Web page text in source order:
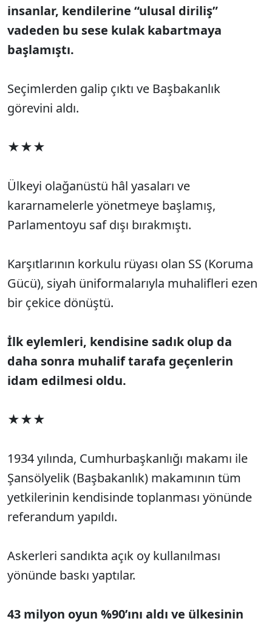
insanlar, kendilerine “ulusal diriliş”
vadeden bu sese kulak kabartmaya
başlamıştı.
Seçimlerden galip çıktı ve Başbakanlık
görevini aldı.
★★★
Ülkeyi olağanüstü hâl yasaları ve
kararnamelerle yönetmeye başlamış,
Parlamentoyu saf dışı bırakmıştı.
Karşıtlarının korkulu rüyası olan SS (Koruma
Gücü), siyah üniformalarıyla muhalifleri ezen
bir çekice dönüştü.
İlk eylemleri, kendisine sadık olup da
daha sonra muhalif tarafa geçenlerin
idam edilmesi oldu.
★★★
1934 yılında, Cumhurbaşkanlığı makamı ile
Şansölyelik (Başbakanlık) makamının tüm
yetkilerinin kendisinde toplanması yönünde
referandum yapıldı.
Askerleri sandıkta açık oy kullanılması
yönünde baskı yaptılar.
43 milyon oyun %90’ını aldı ve ülkesinin